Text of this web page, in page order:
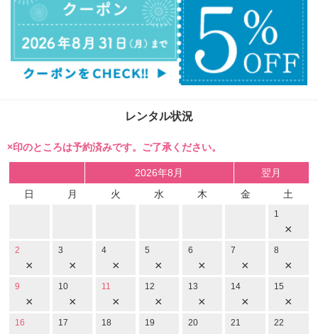
レンタル状況
×印のところは予約済みです。ご了承ください。
2026年8月
翌月
日
月 火 水 木 金 土
1
×
2
×
3
×
4
×
5
×
6
×
7
×
8
×
9
×
10
×
11
×
12
×
13
×
14
×
15
×
16 17 18 19 20 21 22